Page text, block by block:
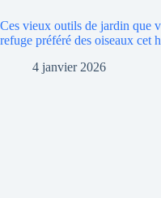
Ces vieux outils de jardin que
refuge préféré des oiseaux cet
4 janvier 2026